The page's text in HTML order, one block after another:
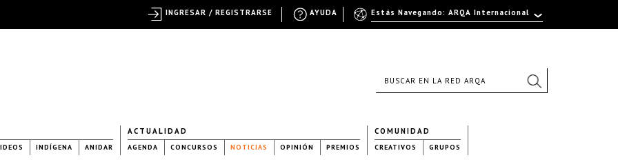
INDÍGENA ANIDAR
ACTUALIDAD
AGENDA CONCURSOS NOTICIAS OPINIÓN PREMIOS
COMUNIDAD
CREATIVOS GRUPOS
Estás Navegando: ARQA Internacional
AYUDA
INGRESAR / REGISTRARSE